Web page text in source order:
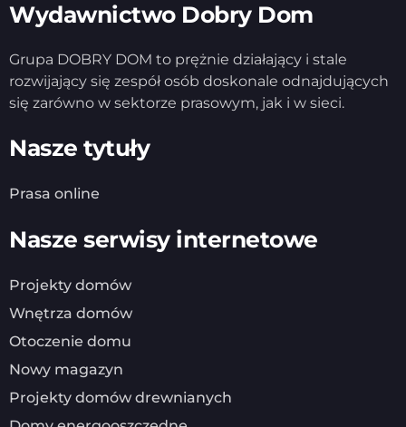
Wydawnictwo Dobry Dom
Grupa DOBRY DOM to prężnie działający i stale
rozwijający się zespół osób doskonale odnajdujących
się zarówno w sektorze prasowym, jak i w sieci.
Nasze tytuły
Prasa online
Nasze serwisy internetowe
Projekty domów
Wnętrza domów
Otoczenie domu
Nowy magazyn
Projekty domów drewnianych